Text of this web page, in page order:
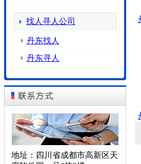
找人寻人公司
丹东找人
丹东寻人
地址：四川省成都市高新区天